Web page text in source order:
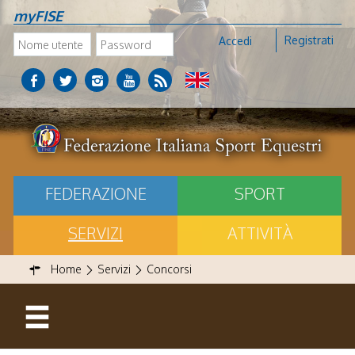
myFISE
Accedi Registrati
FEDERAZIONE
SPORT
SERVIZI
ATTIVITÀ
Home Servizi Concorsi